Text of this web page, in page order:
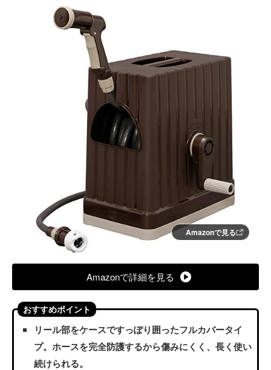
Amazonで見る
Amazonで詳細を見る
おすすめポイント
リール部をケースですっぽり囲ったフルカバータイ
プ。ホースを完全防護するから傷みにくく、長く使い
続けられる。